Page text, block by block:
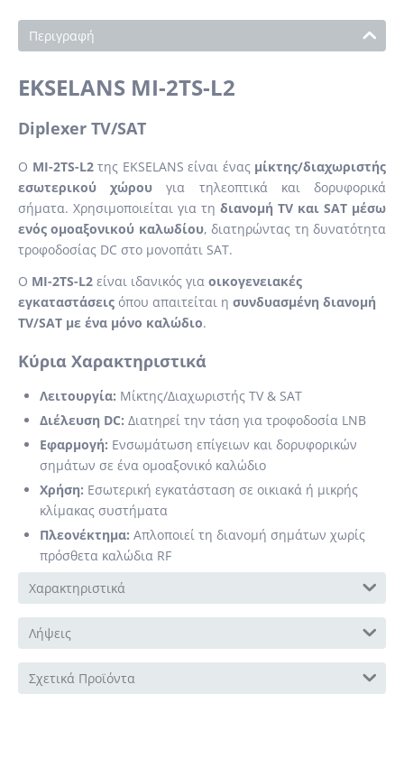
Περιγραφή
EKSELANS MI-2TS-L2
Diplexer TV/SAT
Ο MI-2TS-L2της EKSELANS είναι ένας μίκτης/διαχωριστής
εσωτερικού χώρου για τηλεοπτικά και δορυφορικά
σήματα. Χρησιμοποιείται για τη διανομή TV και SAT μέσω
ενός ομοαξονικού καλωδίου, διατηρώντας τη δυνατότητα
τροφοδοσίας DC στο μονοπάτι SAT.
Ο MI-2TS-L2 είναι ιδανικός για οικογενειακές
εγκαταστάσεις όπου απαιτείται η συνδυασμένη διανομή
TV/SAT με ένα μόνο καλώδιο.
Κύρια Χαρακτηριστικά
Λειτουργία: Μίκτης/Διαχωριστής TV & SAT
Διέλευση DC: Διατηρεί την τάση για τροφοδοσία LNB
Εφαρμογή: Ενσωμάτωση επίγειων και δορυφορικών
σημάτων σε ένα ομοαξονικό καλώδιο
Χρήση: Εσωτερική εγκατάσταση σε οικιακά ή μικρής
κλίμακας συστήματα
Πλεονέκτημα: Απλοποιεί τη διανομή σημάτων χωρίς
πρόσθετα καλώδια RF
Χαρακτηριστικά
Λήψεις
Σχετικά Προϊόντα